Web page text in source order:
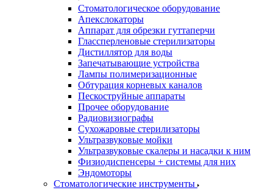
Стоматологическое оборудование
Апекслокаторы
Аппарат для обрезки гуттаперчи
Глассперленовые стерилизаторы
Дистиллятор для воды
Запечатывающие устройства
Лампы полимеризационные
Обтурация корневых каналов
Пескоструйные аппараты
Прочее оборудование
Радиовизиографы
Сухожаровые стерилизаторы
Ультразвуковые мойки
Ультразвуковые скалеры и насадки к ним
Физиодиспенсеры + системы для них
Эндомоторы
Стоматологические инструменты